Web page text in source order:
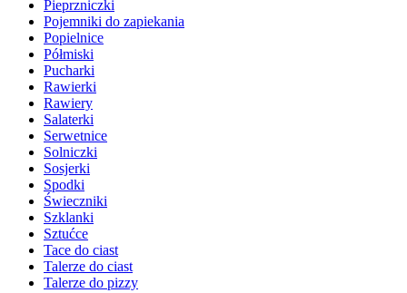
Pieprzniczki
Pojemniki do zapiekania
Popielnice
Półmiski
Pucharki
Rawierki
Rawiery
Salaterki
Serwetnice
Solniczki
Sosjerki
Spodki
Świeczniki
Szklanki
Sztućce
Tace do ciast
Talerze do ciast
Talerze do pizzy